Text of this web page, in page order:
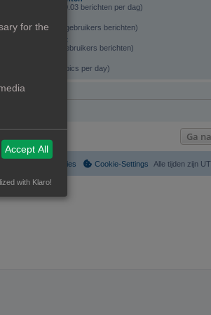
alle berichten / 0.03 berichten per dag)
/ 29.27% van gebruikers berichten)
calibration print
/ 17.07% van gebruikers berichten)
all topics / 0.01 topics per day)
Ga
Alle tijden zijn
Cookie-Settings
Verwijder cookies
for the
Accept All
with Klaro!